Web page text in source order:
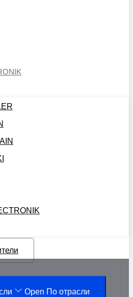
Open По отрасли